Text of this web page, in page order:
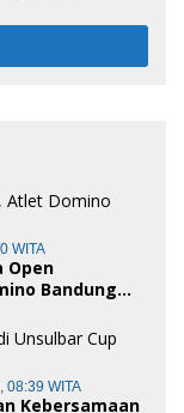
WITA
Open
Bandung
08:39 WITA
Kebersamaan